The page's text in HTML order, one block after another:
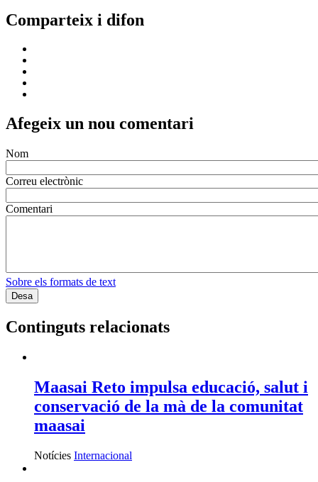
Comparteix i difon
Afegeix un nou comentari
Nom
Correu electrònic
Comentari
Sobre els formats de text
Continguts relacionats
Maasai Reto impulsa educació, salut i
conservació de la mà de la comunitat
maasai
Notícies Internacional